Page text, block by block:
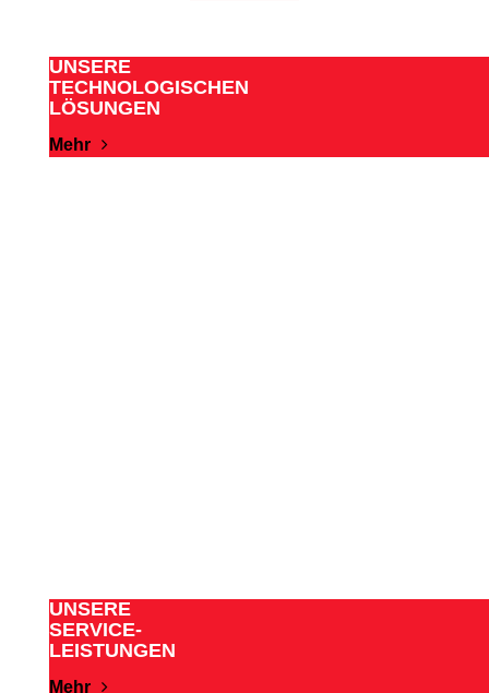
UNSERE
TECHNOLOGISCHEN
LÖSUNGEN
Mehr
UNSERE
SERVICE-
LEISTUNGEN
Mehr